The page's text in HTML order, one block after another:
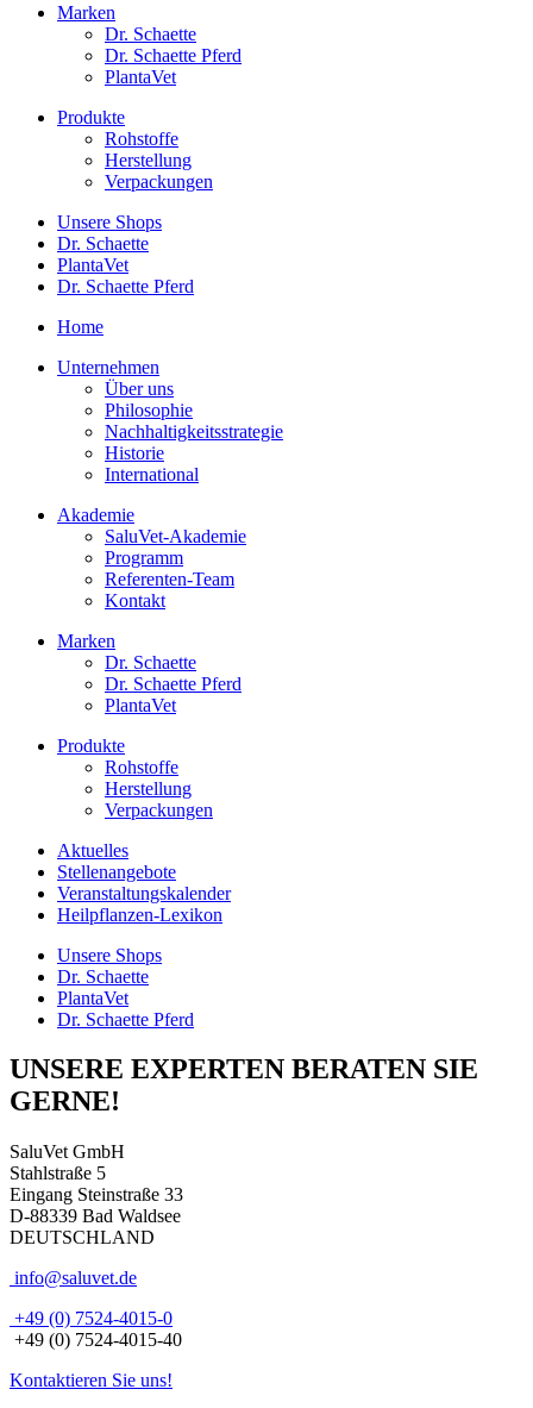
Marken
Dr. Schaette
Dr. Schaette Pferd
PlantaVet
Produkte
Rohstoffe
Herstellung
Verpackungen
Unsere Shops
Dr. Schaette
PlantaVet
Dr. Schaette Pferd
Home
Unternehmen
Über uns
Philosophie
Nachhaltigkeitsstrategie
Historie
International
Akademie
SaluVet-Akademie
Programm
Referenten-Team
Kontakt
Marken
Dr. Schaette
Dr. Schaette Pferd
PlantaVet
Produkte
Rohstoffe
Herstellung
Verpackungen
Aktuelles
Stellenangebote
Veranstaltungskalender
Heilpflanzen-Lexikon
Unsere Shops
Dr. Schaette
PlantaVet
Dr. Schaette Pferd
UNSERE EXPERTEN BERATEN SIE
GERNE!
SaluVet GmbH
Stahlstraße 5
Eingang Steinstraße 33
D-88339 Bad Waldsee
DEUTSCHLAND
info@saluvet.de
+49 (0) 7524-4015-0
+49 (0) 7524-4015-40
Kontaktieren Sie uns!